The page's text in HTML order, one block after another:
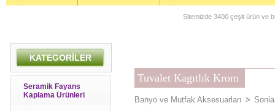
Sitemizde 3400 çeşit ürün ve
KATEGORİLER
Seramik Fayans
Kaplama Ürünleri
Tuvalet Kagıtlık Krom
Banyo ve Mutfak Aksesuarları >